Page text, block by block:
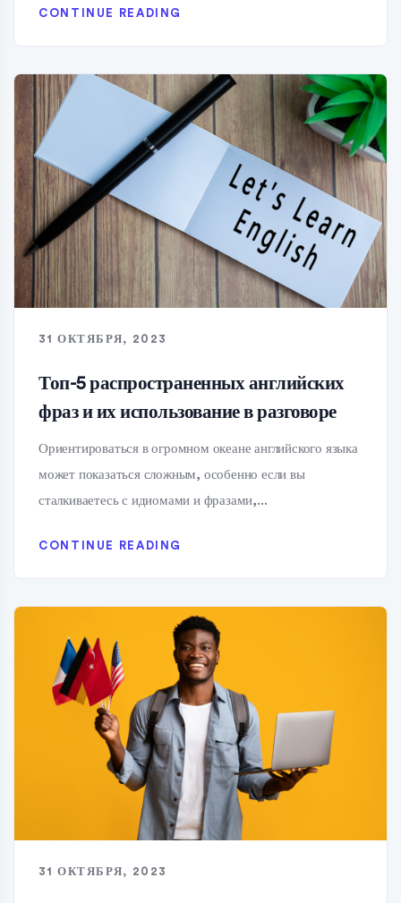
CONTINUE READING
31 ОКТЯБРЯ, 2023
Топ-5 распространенных английских
фраз и их использование в разговоре
Ориентироваться в огромном океане английского языка
может показаться сложным, особенно если вы
сталкиваетесь с идиомами и фразами,...
CONTINUE READING
31 ОКТЯБРЯ, 2023